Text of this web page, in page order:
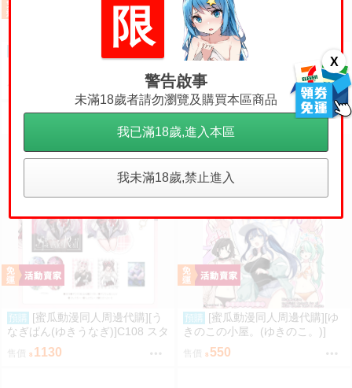
X
[蜜瓜動漫同人周邊代購][て
ト】NEW ERIDUSCAPEセット
(絕區零)(同人誌)
預購 [蜜瓜動漫同人周邊代購][小
狐ノ庭園(コキツネ)]【C108新刊
セット】Fubuki Illustration 2
【特典付】(Hololive)(同人誌)
售價
預購
[蜜瓜動漫同人周邊代購][う
なぎぱん(ゆきうなぎ)]C108 スタ
レ新刊セット うなぎぱん(崩壞：
星穹鐵道)(同人誌)
售價 1130
預購
[蜜瓜動漫同人周邊代購][ゆ
きのこの小屋。(ゆきのこ。)]
【新刊セット】おねがいサッち
ゃん、ゆうこと聞いて(蔚藍檔案)
售價 550
限
警告啟事
未滿18歲者請勿瀏覽及購買本區商品
我已滿18歲,進入本區
我未滿18歲,禁止進入